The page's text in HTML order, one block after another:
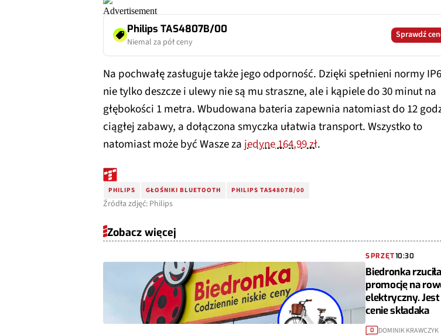
Philips TAS4807B/00
Niemal za pół ceny
Sprawdź
Na pochwałę zasługuje także jego odporność. Dzięki spełnieni normy
nie tylko deszcze i ulewy nie są mu straszne, ale i kąpiele do 30 minut na
głębokości 1 metra. Wbudowana bateria zapewnia natomiast do 12
ciągłej zabawy, a dołączona smyczka ułatwia transport. Wszystko to
natomiast może być Wasze za jedyne 164,99 zł.
PHILIPS GŁOŚNIKI BLUETOOTH PHILIPS TAS4807B/00
Źródła zdjęć: Philips
Zobacz więcej
SPRZĘT10:30
Biedronka rzuciła
promocję na
elektryczny.
cenie składaka
0 DOMINIK KRAWCZYK